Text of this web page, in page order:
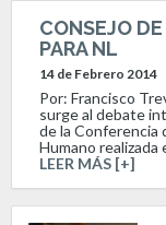
CONSEJO
PARA NL
14 de Febrero 2014
Por: Francisco
surge al debate
de la Conferencia
Humano realizada
LEER MÁS [+]